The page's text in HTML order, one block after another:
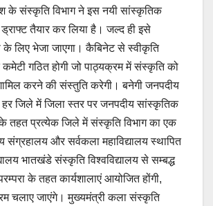
के संस्कृति विभाग ने इस नयी सांस्कृतिक
तैयार कर लिया है। जल्द ही इसे
के लिए भेजा जाएगा। कैबिनेट से स्वीकृति
गठित होगी जो पाठ्यक्रम में संस्कृति को
करने की संस्तुति करेगी। बनेगी जनपदीय
जिले में जिला स्तर पर जनपदीय सांस्कृतिक
तहत प्रत्येक जिले में संस्कृति विभाग का एक
संग्रहालय और सर्वकला महाविद्यालय स्थापित
भातखंडे संस्कृति विश्वविद्यालय से सम्बद्ध
के तहत कार्यशालाएं आयोजित होंगी,
चलाए जाएंगे। मुख्यमंत्री कला संस्कृति